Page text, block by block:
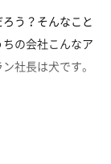
う？そんなこと
の会社こんなア
社長は犬です。